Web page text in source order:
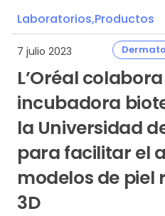
of
8
Laboratorios,Productos
7 julio 2023
L’Oréal
incubadora
la Universidad
para facilitar el
modelos de piel
3D